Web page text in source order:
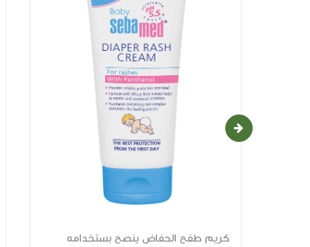
يعزز مقاومة شفاه الاطفال الحساسة